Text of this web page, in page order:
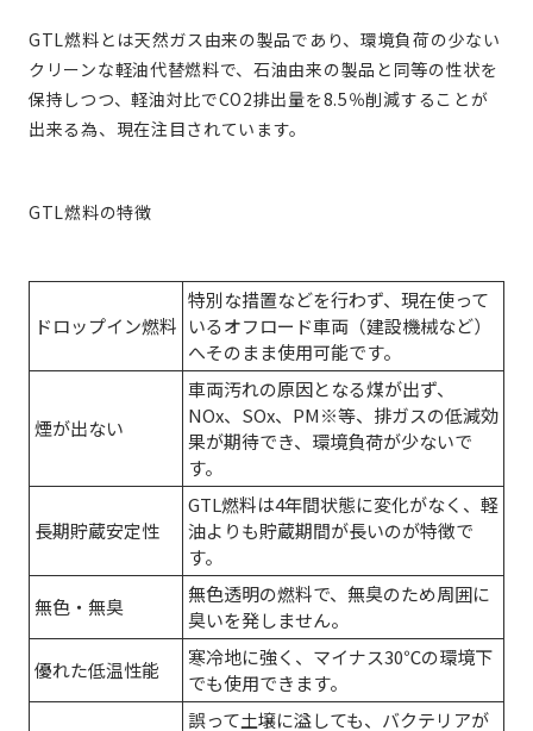
GTL燃料とは天然ガス由来の製品であり、環境負荷の少ない
クリーンな軽油代替燃料で、石油由来の製品と同等の性状を
保持しつつ、軽油対比でCO2排出量を8.5％削減することが
出来る為、現在注目されています。
GTL燃料の特徴
ドロップイン燃料
特別な措置などを行わず、現在使って
いるオフロード車両（建設機械など）
へそのまま使用可能です。
煙が出ない
車両汚れの原因となる煤が出ず、
NOx、SOx、PM※等、排ガスの低減効
果が期待でき、環境負荷が少ないで
す。
長期貯蔵安定性
GTL燃料は4年間状態に変化がなく、軽
油よりも貯蔵期間が長いのが特徴で
す。
無色・無臭
無色透明の燃料で、無臭のため周囲に
臭いを発しません。
優れた低温性能
寒冷地に強く、マイナス30℃の環境下
でも使用できます。
誤って土壌に溢しても、バクテリアが